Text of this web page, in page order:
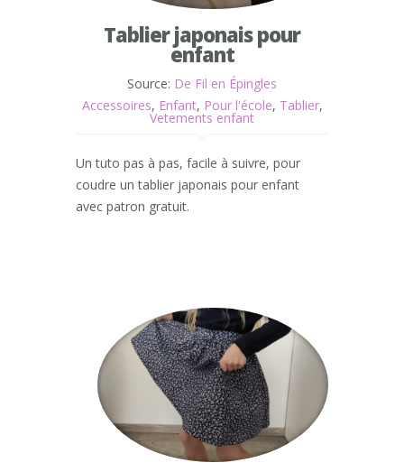
Tablier japonais pour
enfant
Source: De Fil en Épingles
Accessoires, Enfant, Pour l'école, Tablier,
Vetements enfant
Un tuto pas à pas, facile à suivre, pour
coudre un tablier japonais pour enfant
avec patron gratuit.